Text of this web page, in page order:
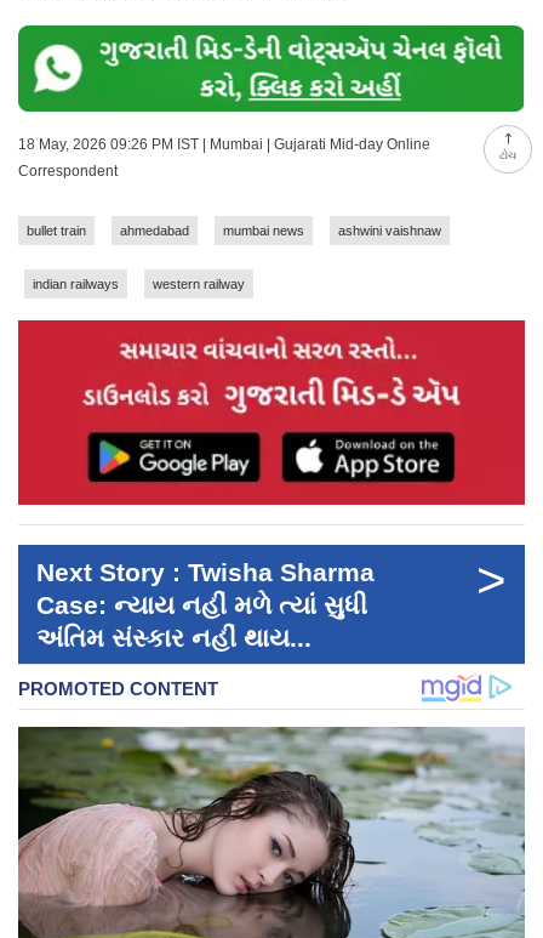
ટોચ
18 May, 2026 09:26 PM IST | Mumbai | Gujarati Mid-day Online
Correspondent
bullet train ahmedabad mumbai news ashwini vaishnaw
indian railways western railway
Next Story : Twisha Sharma
Case: ન્યાય નહીં મળે ત્યાં સુધી
અંતિમ સંસ્કાર નહીં થાય...
>